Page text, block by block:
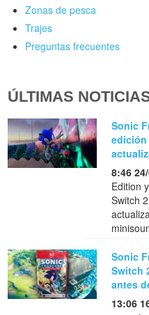
Zonas de pesca
Trajes
Preguntas frecuentes
ÚLTIMAS
Sonic
8:46
Edition
Switch
Sonic
Switch
antes
13:06